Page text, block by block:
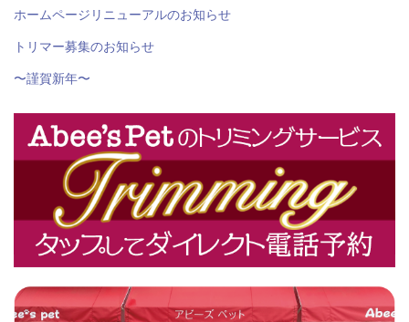
ホームページリニューアルのお知らせ
トリマー募集のお知らせ
〜謹賀新年〜